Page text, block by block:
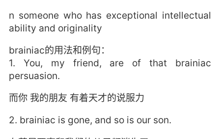
n someone who has exceptional intellectual
ability and originality
brainiac的用法和例句：
1. You, my friend, are of that brainiac
persuasion.
而你 我的朋友 有着天才的说服力
2. brainiac is gone, and so is our son.